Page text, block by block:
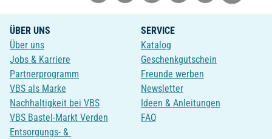
ÜBER UNS
Über uns
Jobs & Karriere
Partnerprogramm
VBS als Marke
Nachhaltigkeit bei VBS
VBS Bastel-Markt Verden
Entsorgungs- &
SERVICE
Katalog
Geschenkgutschein
Freunde werben
Newsletter
Ideen & Anleitungen
FAQ